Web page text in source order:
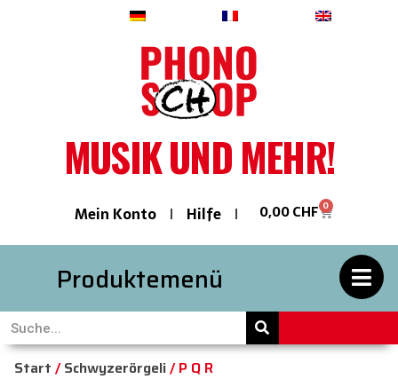
MUSIK UND MEHR!
Mein Konto Hilfe 0,00CHF 0
Produktemenü
Start /Schwyzerörgeli/ P Q R